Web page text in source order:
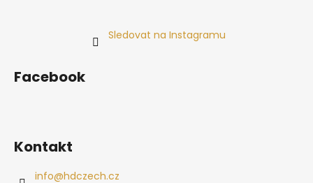
Sledovat na Instagramu
Facebook
Kontakt
info@hdczech.cz